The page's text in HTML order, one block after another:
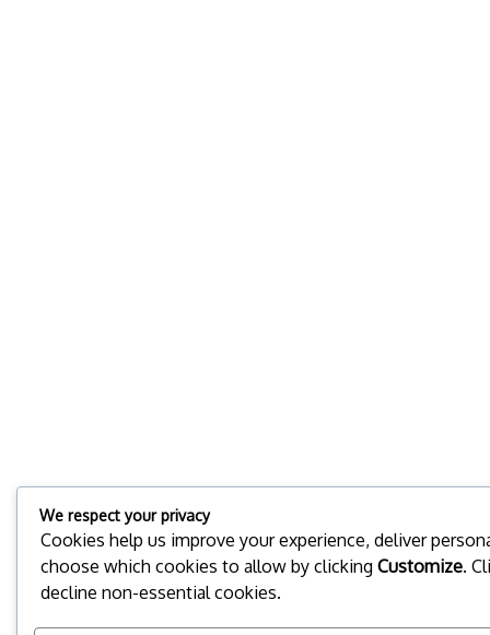
We respect your privacy
Cookies help us improve your experience, deliver
choose which cookies to allow by clicking Customize.
decline non-essential cookies.